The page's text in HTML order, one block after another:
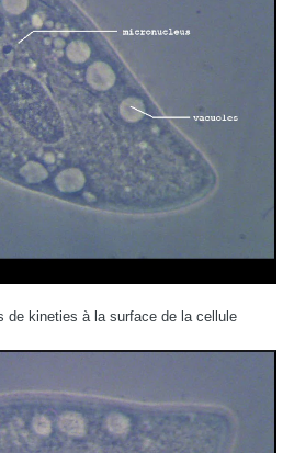
de kineties à la surface de la cellule